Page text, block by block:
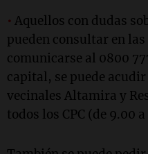
• Aquellos con dudas
pueden consultar en
comunicarse al 0800
capital, se puede
vecinales Altamira y
todos los CPC (de 9.00